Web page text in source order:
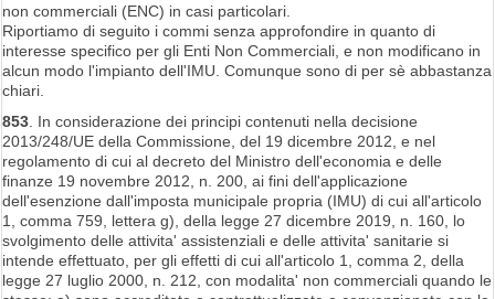
non commerciali (ENC) in casi particolari.
Riportiamo di seguito i commi senza approfondire in quanto di
interesse specifico per gli Enti Non Commerciali, e non modificano in
alcun modo l'impianto dell'IMU. Comunque sono di per sè abbastanza
chiari.
853. In considerazione dei principi contenuti nella decisione
2013/248/UE della Commissione, del 19 dicembre 2012, e nel
regolamento di cui al decreto del Ministro dell'economia e delle
finanze 19 novembre 2012, n. 200, ai fini dell'applicazione
dell'esenzione dall'imposta municipale propria (IMU) di cui all'articolo
1, comma 759, lettera g), della legge 27 dicembre 2019, n. 160, lo
svolgimento delle attivita' assistenziali e delle attivita' sanitarie si
intende effettuato, per gli effetti di cui all'articolo 1, comma 2, della
legge 27 luglio 2000, n. 212, con modalita' non commerciali quando le